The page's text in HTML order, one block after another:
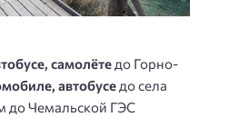
самолёте до Горно-
автобусе до села
до Чемальской ГЭС